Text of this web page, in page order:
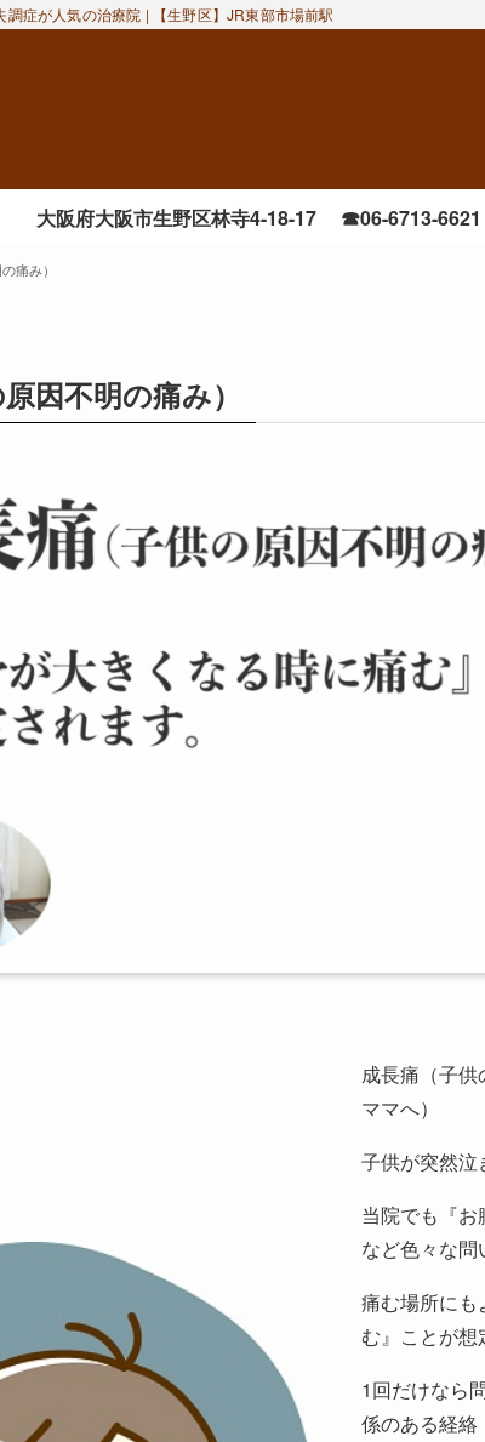
症が人気の治療院 | 【生野区】JR東部市場前駅近くのおかだ鍼灸整骨
大阪府大阪市生野区林寺4-18-17 ☎06-6713-
痛み）
因不明の痛み）
成長痛（子
ママへ）
子供が突然泣
当院でも『
など色々な問
痛む場所にも
む』ことが想
1回だけなら
係のある経絡